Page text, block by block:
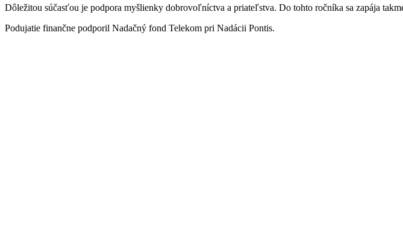
Dôležitou súčasťou je podpora myšlienky dobrovoľníctva a priateľstva. Do tohto ročníka sa zapája
Podujatie finančne podporil Nadačný fond Telekom pri Nadácii Pontis.